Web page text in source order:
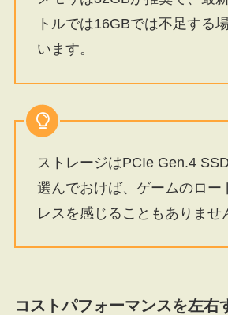
トルでは16GBでは不足する
います。
ストレージはPCIe Gen.4
選んでおけば、ゲームのロー
レスを感じることもありませ
コストパフォーマンスを左右